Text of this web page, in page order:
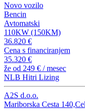
Novo vozilo
Bencin
Avtomatski
110KW (150KM)
36.820 €
Cena s financiranjem
35.320 €
že od 249 € / mesec
NLB Hitri Lizing
A2S d.o.o.
Mariborska Cesta